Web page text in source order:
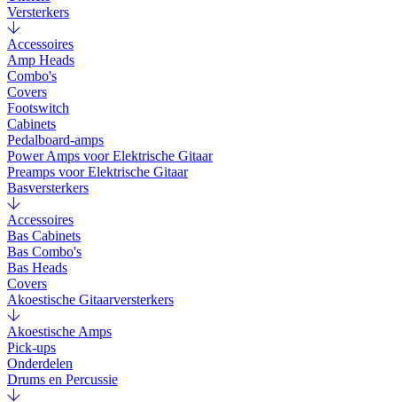
Versterkers
Accessoires
Amp Heads
Combo's
Covers
Footswitch
Cabinets
Pedalboard-amps
Power Amps voor Elektrische Gitaar
Preamps voor Elektrische Gitaar
Basversterkers
Accessoires
Bas Cabinets
Bas Combo's
Bas Heads
Covers
Akoestische Gitaarversterkers
Akoestische Amps
Pick-ups
Onderdelen
Drums en Percussie